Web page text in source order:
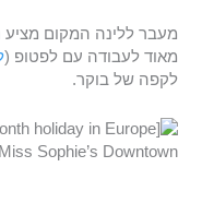
מעבר ללינה המקום מציע
מאוד לעבודה עם לפטופ (
לקפה של בוקר.